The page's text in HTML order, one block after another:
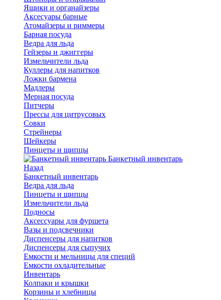
Ящики и органайзеры
Аксесуары барные
Атомайзеры и риммеры
Барная посуда
Ведра для льда
Гейзеры и джиггеры
Измельчители льда
Куллеры для напитков
Ложки бармена
Мадлеры
Мерная посуда
Питчеры
Прессы для цитрусовых
Совки
Стрейнеры
Шейкеры
Пинцеты и щипцы
Банкетный инвентарь
Назад
Банкетный инвентарь
Ведра для льда
Пинцеты и щипцы
Измельчители льда
Подносы
Аксессуары для фуршета
Вазы и подсвечники
Диспенсеры для напитков
Диспенсеры для сыпучих
Емкости и мельницы для специй
Емкости охладительные
Инвентарь
Колпаки и крышки
Корзины и хлебницы